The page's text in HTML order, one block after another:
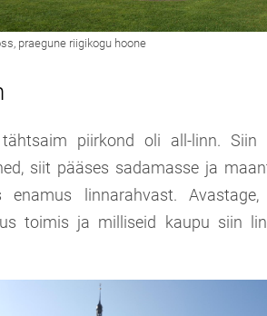
tähtsaim piirkond oli all-linn.
siit pääses sadamasse ja
enamus linnarahvast.
toimis ja milliseid kaupu siin